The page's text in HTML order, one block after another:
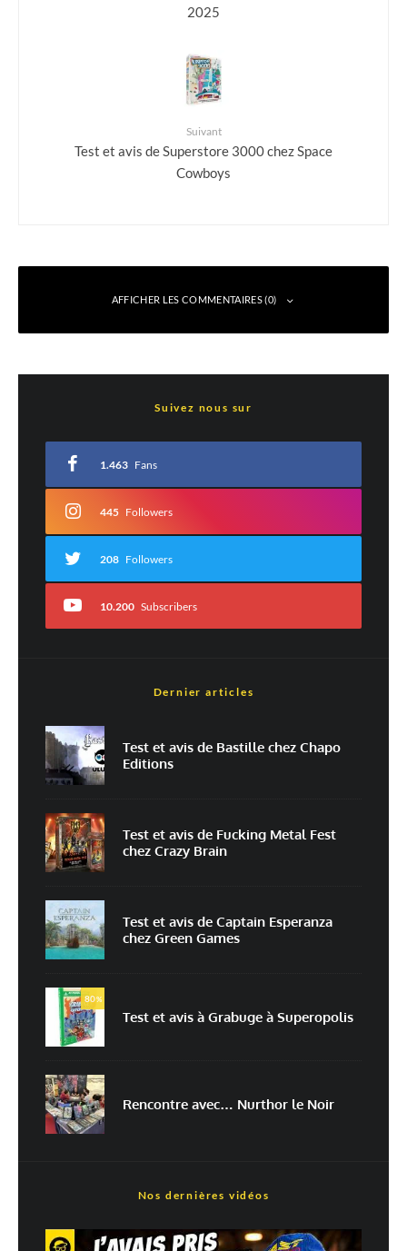
2025
Suivant
Test et avis de Superstore 3000 chez Space
Cowboys
AFFICHER LES COMMENTAIRES (0)
*
Commentaire*
E-mail*
Enregistrer mon nom, mon e-mail et mon site dans le navigateur pour
mon prochain commentaire.
Prévenez-moi de tous les nouveaux commentaires par e-mail.
Prévenez-moi de tous les nouveaux articles par e-mail.
traitées
Suivez nous sur
1.463 Fans
445 Followers
208 Followers
10.200 Subscribers
Dernier articles
Test et avis de Bastille chez Chapo
Editions
Test et avis de Fucking Metal Fest
chez Crazy Brain
Test et avis de Captain Esperanza
chez Green Games
80%
Test et avis à Grabuge à Superopolis
Rencontre avec… Nurthor le Noir
Nos dernières vidéos